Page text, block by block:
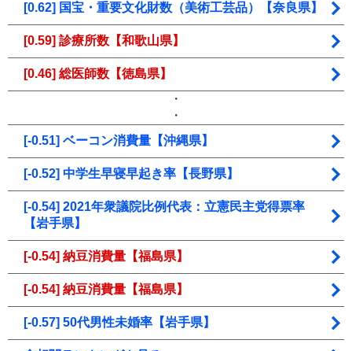
[0.62] 国宝・重要文化財数（美術工芸品）【奈良県】
[0.59] 診療所数【和歌山県】
[0.46] 総医師数【徳島県】
・
・
[-0.51] ベーコン消費量【沖縄県】
[-0.52] 中学生早寝早起き率【長野県】
[-0.54] 2021年衆議院比例代表：立憲民主党得票率
【岩手県】
[-0.54] 納豆消費量【福島県】
[-0.54] 納豆消費量【福島県】
[-0.57] 50代男性未婚率【岩手県】